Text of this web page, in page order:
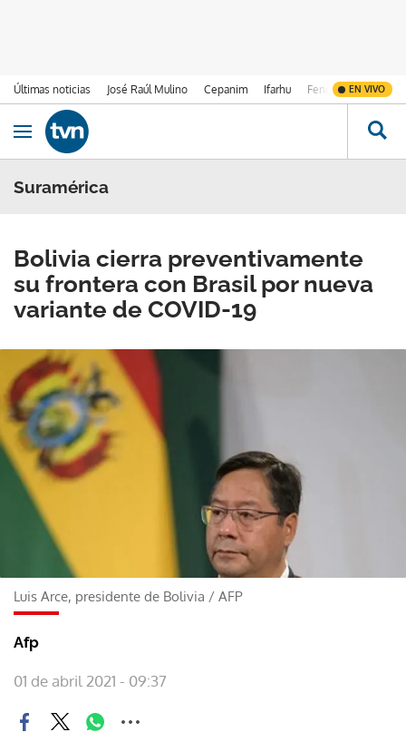
Últimas noticias José Raúl Mulino Cepanim Ifarhu Fenómeno de El
EN VIVO
Ir al contenido
Obrir navegació
Suramérica
Bolivia cierra preventivamente
su frontera con Brasil por nueva
variante de COVID-19
Luis Arce, presidente de Bolivia / AFP
Afp
01 de abril 2021 - 09:37